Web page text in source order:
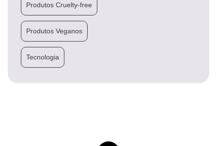
Produtos Cruelty-free
Produtos Veganos
Tecnologia